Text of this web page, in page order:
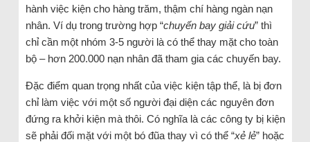
hành việc kiện cho hàng trăm, thậm chí hàng ngàn nạn
nhân. Ví dụ trong trường hợp “chuyến bay giải cứu” thì
chỉ cần một nhóm 3-5 người là có thể thay mặt cho toàn
bộ – hơn 200.000 nạn nhân đã tham gia các chuyến bay.
Đặc điểm quan trọng nhất của việc kiện tập thể, là bị đơn
chỉ làm việc với một số người đại diện các nguyên đơn
đứng ra khởi kiện mà thôi. Có nghĩa là các công ty bị kiện
sẽ phải đối mặt với một bó đũa thay vì có thể “xẻ lẻ” hoặc